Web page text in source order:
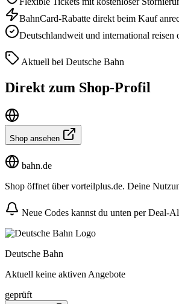
BahnCard-Rabatte direkt beim Kauf
Deutschlandweit und international reisen
Aktuell bei Deutsche Bahn
Direkt zum Shop-Profil
Shop ansehen
bahn.de
Shop öffnet über vorteilplus.de. Deine
Neue Codes kannst du unten per Deal-
Deutsche Bahn
Aktuell keine aktiven Angebote
geprüft